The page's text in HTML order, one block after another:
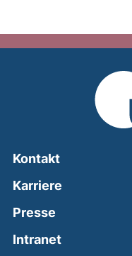
Kontakt
Karriere
Presse
Intranet(external